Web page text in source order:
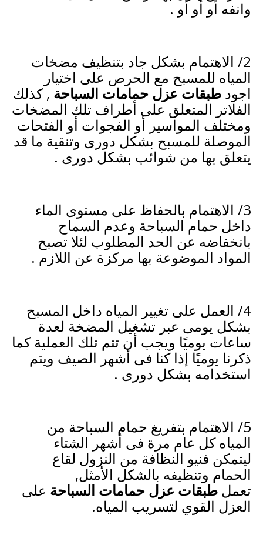
وانفه أو أو أو .
2/ الاهتمام بشكل جاد بتنظيف مضخات
المياه للمسبح مع الحرص على اختيار
اجود طبقات عزل حمامات السباحة , كذلك
الفلاتر المتعلق على أطراف تلك المضخات
ومختلف المواسير أو الفجوات أو الفتحات
الموصلة للمسبح بشكل دورى وتنقية ما قد
يتعلق بها من شوائب بشكل دورى .
3/ الاهتمام بالحفاظ على مستوى الماء
داخل حمام السباحة وعدم السماح
بانخفاضه عن الحد المطلوب لئلا تصبح
المواد الموضوعة بها مركزة عن اللازم .
4/ العمل على تغيير المياه داخل المسبح
بشكل يومى عبر تشغيل المضخة لعدة
ساعات يوميًا ويجب أن تتم تلك العملية كما
ذكرنا يوميًا إذا كنا فى أشهر الصيف ويتم
استخدامه بشكل دورى .
5/ الاهتمام بتفريغ حمام السباحة من
المياه كل عام مرة فى أشهر الشتاء
ليتمكن فنيو النظافة من النزول لقاع
الحمام وتنظيفه بالشكل الأمثل,
تعمل طبقات عزل حمامات السباحة على
العزل القوي لتسريب المياه.